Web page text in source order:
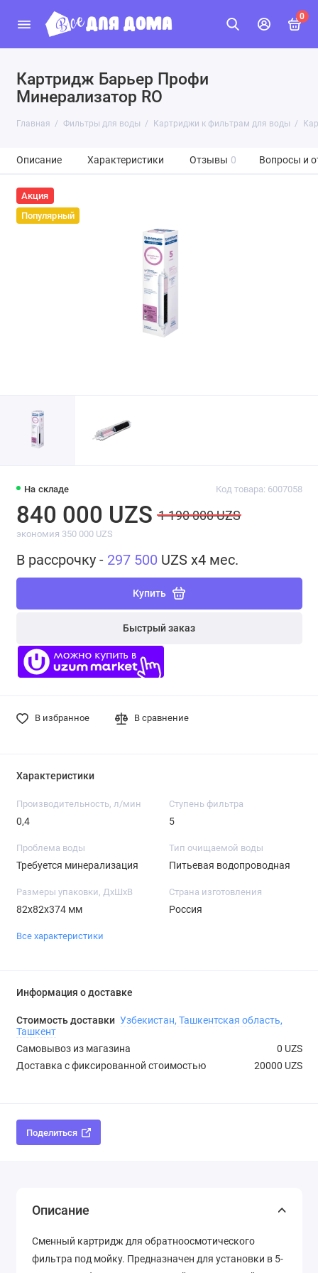
0
Картридж Барьер Профи
Минерализатор RO
Главная Фильтры для воды Картриджи к фильтрам для воды
Описание Характеристики Отзывы 0 Вопросы и
Акция
Популярный
На складе Код товара: 6007058
840 000 UZS 1 190 000 UZS
экономия 350 000 UZS
В рассрочку - 297 500 UZS x4 мес.
Купить
Быстрый заказ
В избранное В сравнение
Характеристики
Производительность, л/мин
0,4
Ступень фильтра
5
Проблема воды
Требуется минерализация
Тип очищаемой воды
Питьевая водопроводная
Размеры упаковки, ДхШхВ
82x82x374 мм
Страна изготовления
Россия
Все характеристики
Информация о доставке
Стоимость доставки Узбекистан, Ташкентская область,
Ташкент
Самовывоз из магазина
0 UZS
Доставка с фиксированной стоимостью
20000 UZS
Поделиться
Описание
Сменный картридж для обратноосмотического
фильтра под мойку. Предназначен для установки в 5-